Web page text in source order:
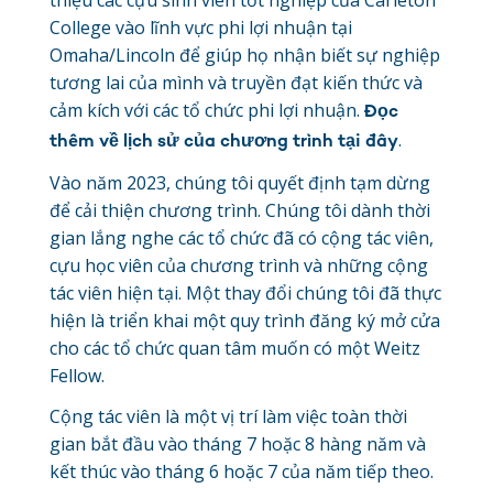
College vào lĩnh vực phi lợi nhuận tại
Omaha/Lincoln để giúp họ nhận biết sự nghiệp
tương lai của mình và truyền đạt kiến thức và
cảm kích với các tổ chức phi lợi nhuận. Đọc
thêm về lịch sử của chương trình tại đây.
Vào năm 2023, chúng tôi quyết định tạm dừng
để cải thiện chương trình. Chúng tôi dành thời
gian lắng nghe các tổ chức đã có cộng tác viên,
cựu học viên của chương trình và những cộng
tác viên hiện tại. Một thay đổi chúng tôi đã thực
hiện là triển khai một quy trình đăng ký mở cửa
cho các tổ chức quan tâm muốn có một Weitz
Fellow.
Cộng tác viên là một vị trí làm việc toàn thời
gian bắt đầu vào tháng 7 hoặc 8 hàng năm và
kết thúc vào tháng 6 hoặc 7 của năm tiếp theo.